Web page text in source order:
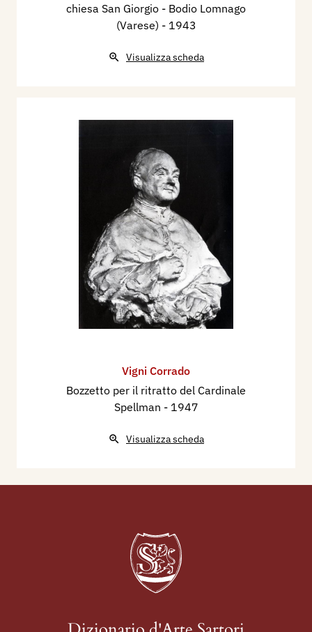
chiesa San Giorgio - Bodio Lomnago
(Varese) - 1943
Visualizza scheda
Vigni Corrado
Bozzetto per il ritratto del Cardinale
Spellman - 1947
Visualizza scheda